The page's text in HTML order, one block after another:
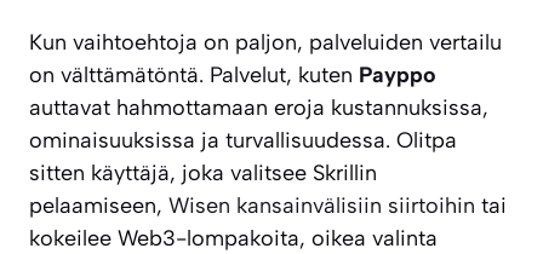
Kun vaihtoehtoja on paljon, palveluiden vertailu
on välttämätöntä. Palvelut, kuten Payppo
auttavat hahmottamaan eroja kustannuksissa,
ominaisuuksissa ja turvallisuudessa. Olitpa
sitten käyttäjä, joka valitsee Skrillin
pelaamiseen, Wisen kansainvälisiin siirtoihin tai
kokeilee Web3-lompakoita, oikea valinta